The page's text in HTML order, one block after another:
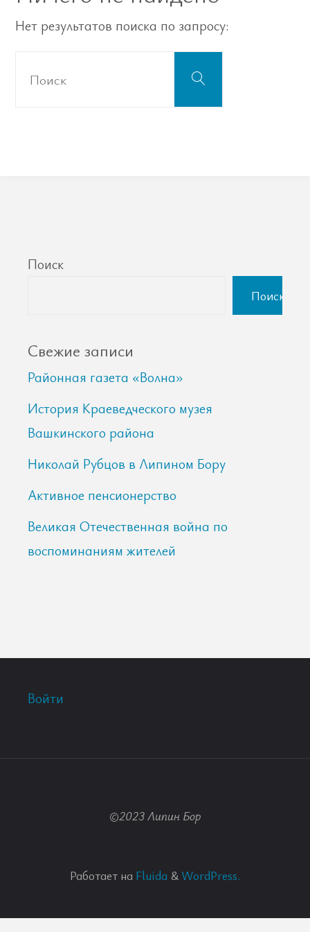
Нет результатов поиска по запросу:
Поиск
Поиск
Поиск
Свежие записи
Районная газета «Волна»
История Краеведческого музея
Вашкинского района
Николай Рубцов в Липином Бору
Активное пенсионерство
Великая Отечественная война по
воспоминаниям жителей
Войти
©2023 Липин Бор
Работает на Fluida & WordPress.